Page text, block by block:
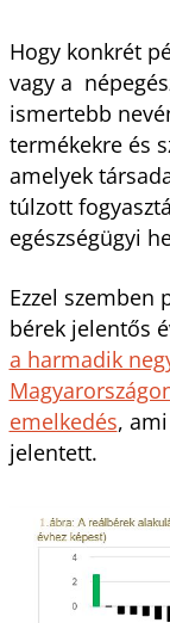
Hogy konkrét
vagy a
ismertebb
termékekre és
amelyek
túlzott
egészségügyi
Ezzel szemben
bérek jelentős
a harmadik
emelkedés,
jelentett.